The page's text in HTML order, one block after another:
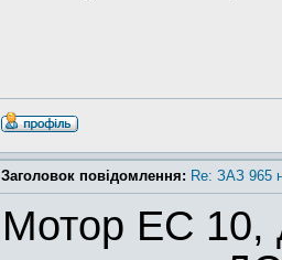
Заголовок повідомлення: Re: ЗАЗ 965
Мотор ЕС 10,